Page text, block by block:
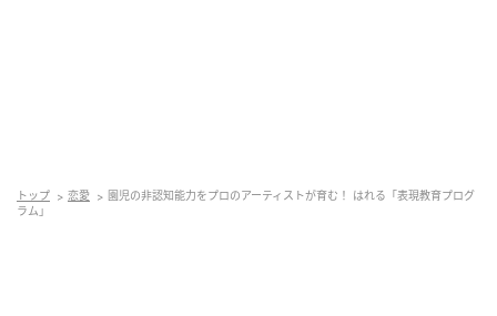
トップ 恋愛
園児の非認知能力をプロのアーティストが育む！ はれる「表現教育プログ
ラム」